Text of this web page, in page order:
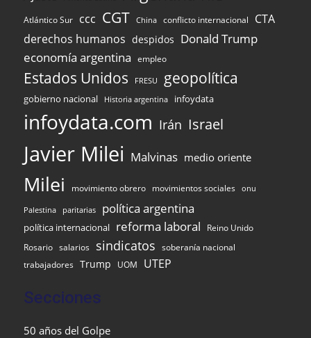
Atlántico Sur ccc CGT China conflicto internacional CTA
derechos humanos despidos Donald Trump
economía argentina
empleo
Estados Unidos FRESU geopolítica
gobierno nacional Historia argentina infoydata
infoydata.com Irán Israel
Javier Milei Malvinas medio oriente
Milei movimiento obrero movimientos sociales onu
Palestina paritarias política argentina
política internacional reforma laboral
Reino Unido
Rosario salarios sindicatos soberanía nacional
trabajadores Trump UOM UTEP
Secciones
50 años del Golpe